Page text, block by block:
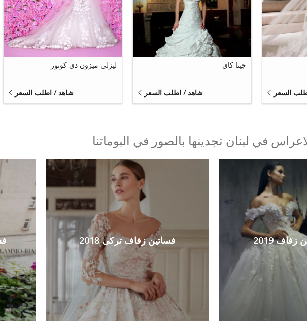
السعر
جينا كاي
شاهد / اطلب السعر
11
ليزلي ميزون دي كوتور
شاهد / اطلب السعر
في لبنان تجدينها بالصور في البوماتنا
2019 فساتين زفاف تركى 2018